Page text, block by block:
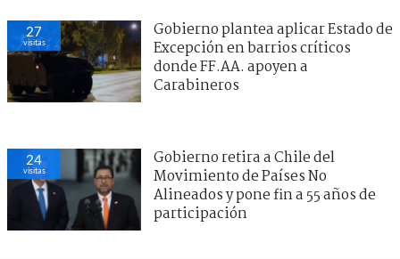
27
visitas
Gobierno plantea aplicar Estado de
Excepción en barrios críticos
donde FF.AA. apoyen a
Carabineros
24
visitas
Gobierno retira a Chile del
Movimiento de Países No
Alineados y pone fin a 55 años de
participación